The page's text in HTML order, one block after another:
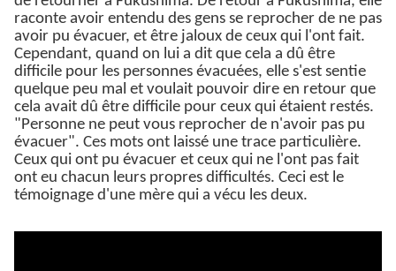
raconte avoir entendu des gens se reprocher de ne pas
avoir pu évacuer, et être jaloux de ceux qui l'ont fait.
Cependant, quand on lui a dit que cela a dû être
difficile pour les personnes évacuées, elle s'est sentie
quelque peu mal et voulait pouvoir dire en retour que
cela avait dû être difficile pour ceux qui étaient restés.
"Personne ne peut vous reprocher de n'avoir pas pu
évacuer". Ces mots ont laissé une trace particulière.
Ceux qui ont pu évacuer et ceux qui ne l'ont pas fait
ont eu chacun leurs propres difficultés. Ceci est le
témoignage d'une mère qui a vécu les deux.